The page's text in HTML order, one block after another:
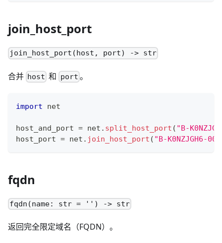
join_host_port
join_host_port(host, port) -> str
合并 host 和 port 。
import net
host_and_port = net . split_host_port ( "B-
host_port = net . join_host_port ( "B-K0NZJGH6-
fqdn
fqdn(name: str = '') -> str
返回完全限定域名（FQDN）。